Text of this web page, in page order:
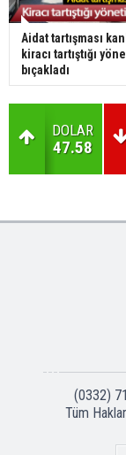
Aidat tartışması
kiracı tartıştığı
bıçakladı
DOLAR
47.58
(0332)
Tüm